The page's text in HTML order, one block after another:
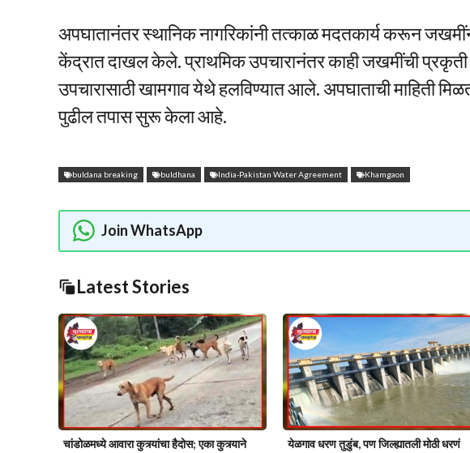
अपघातानंतर स्थानिक नागरिकांनी तत्काळ मदतकार्य करून
केंद्रात दाखल केले. प्राथमिक उपचारानंतर काही जखमींची
उपचारासाठी खामगाव येथे हलविण्यात आले. अपघाताची माहिती
पुढील तपास सुरू केला आहे.
buldana breaking buldhana India-Pakistan Water Agreement Khamgaon
Join WhatsApp
Latest Stories
चांडोळमध्ये आवारा कुत्र्यांचा हैदोस; एका कुत्र्याने येळगाव धरण तुडुंब, पण जिल्ह्यातली मोठी धरणं